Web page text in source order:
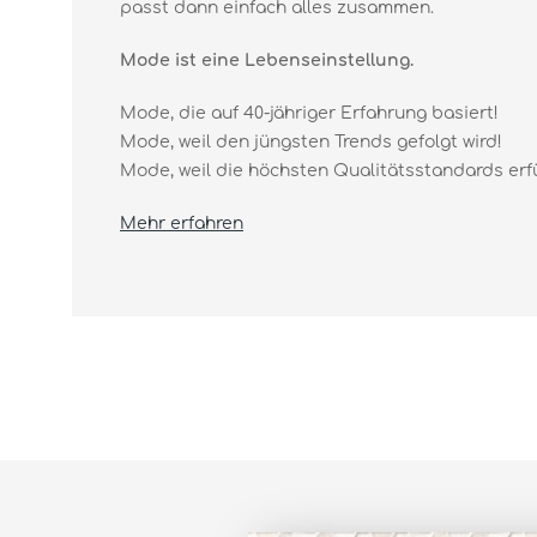
passt dann einfach alles zusammen.
Mode ist eine Lebenseinstellung.
Mode, die auf 40-jähriger Erfahrung basiert!
Mode, weil den jüngsten Trends gefolgt wird!
Mode, weil die höchsten Qualitätsstandards
Mehr erfahren